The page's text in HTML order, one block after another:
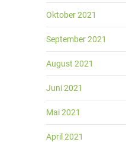
Oktober 2021
September 2021
August 2021
Juni 2021
Mai 2021
April 2021